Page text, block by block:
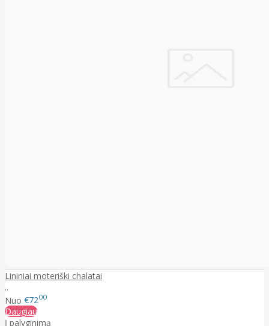
Lininiai moteriški chalatai
..
Nuo €7200
Daugiau
Į palyginimą